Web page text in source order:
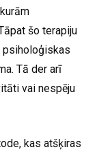
šo terapiju
psiholoģiskas
Tā der arī
vai nespēju
kas atšķiras